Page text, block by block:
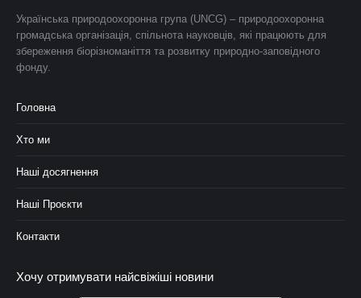
Українська природоохоронна група (UNCG) – природоохоронна
громадська організація, спільнота науковців, які працюють для
збереження біорізноманіття та розвитку природно-заповідного
фонду.
Головна
Хто ми
Наші досягнення
Наші Проєкти
Контакти
Хочу отримувати найсвіжіші новини